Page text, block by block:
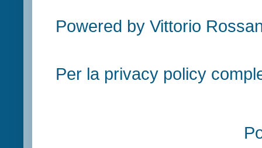
Powered by Vittorio
Per la privacy policy